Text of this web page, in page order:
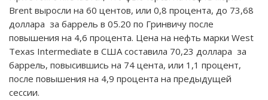
Brent выросли на 60 центов, или 0,8 процента, до 73,68
доллара за баррель в 05.20 по Гринвичу после
повышения на 4,6 процента. Цена на нефть марки West
Texas Intermediate в США составила 70,23 доллара за
баррель, повысившись на 74 цента, или 1,1 процент,
после повышения на 4,9 процента на предыдущей
сессии.